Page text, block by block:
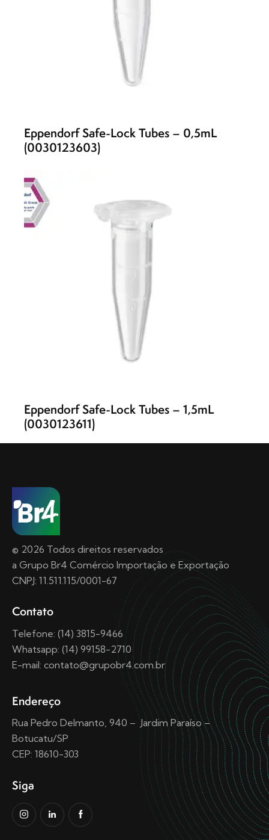
Eppendorf Safe-Lock Tubes – 0,5mL
(0030123603)
Eppendorf Safe-Lock Tubes – 1,5mL
(0030123611)
© 2026 Todos direitos reservados
a Grupo Br4 Comércio Importação e Exportação
CNPJ: 11.511.115/0001-67
Contato
Telefone: (14) 3815-9466
Whatsapp: (14) 99158-2710
E-mail: contato@grupobr4.com.br
Endereço
Rua Pedro Delmanto, 940 – Jardim Paraíso –
Botucatu/SP
CEP: 18610-303
Siga